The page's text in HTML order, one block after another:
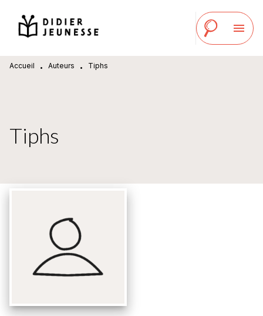
MENU RECHERCHE
PIED DE PAGE
menu
Accueil • Auteurs • Tiphs
Tiphs